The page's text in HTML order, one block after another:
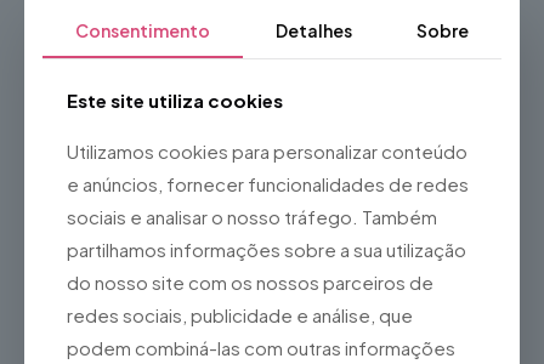
Casamentos
Montras
Sessões fotográficas
Campanhas promocionais
Vantagens
Cria um cenário colorido e diferenciador
Valoriza espaços públicos e comerciais
Consentimento Detalhes Sobre
Este site utiliza cookies
Utilizamos cookies para personalizar conteúdo
e anúncios, fornecer funcionalidades de redes
sociais e analisar o nosso tráfego. Também
partilhamos informações sobre a sua utilização
do nosso site com os nossos parceiros de
redes sociais, publicidade e análise, que
podem combiná-las com outras informações